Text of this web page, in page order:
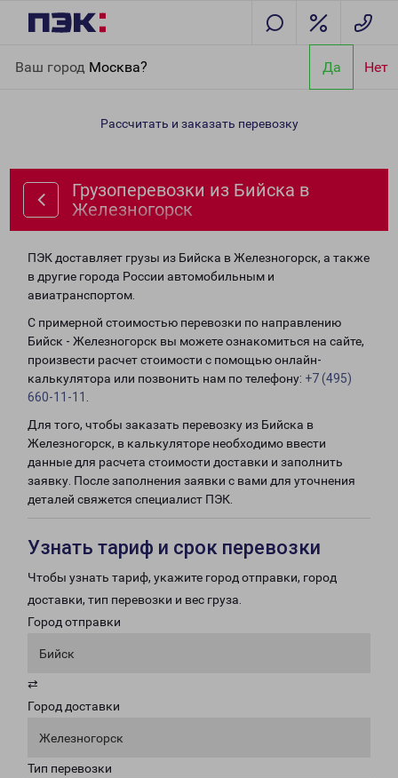
Ваш город Москва? Да Нет
Железногорск
Рассчитать и заказать перевозку
Грузоперевозки из Бийска в
Железногорск
ПЭК доставляет грузы из Бийска в Железногорск, а также
в другие города России автомобильным и
авиатранспортом.
С примерной стоимостью перевозки по направлению
Бийск - Железногорск вы можете ознакомиться на сайте,
произвести расчет стоимости с помощью онлайн-
калькулятора или позвонить нам по телефону: +7 (495)
660-11-11
Для того, чтобы заказать перевозку из Бийска в
Железногорск, в калькуляторе необходимо ввести
данные для расчета стоимости доставки и заполнить
заявку. После заполнения заявки с вами для уточнения
деталей свяжется специалист ПЭК.
Узнать тариф и срок перевозки
Чтобы узнать тариф, укажите город отправки, город
доставки, тип перевозки и вес груза.
Город отправки
Бийск
⇄
Город доставки
Железногорск
Тип перевозки